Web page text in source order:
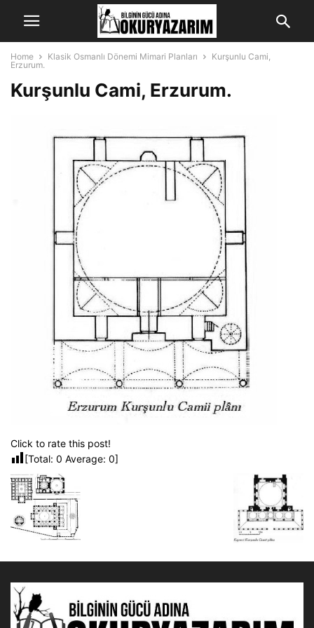
Home Klasik Osmanlı Dönemi Mimari Planları
Kurşunlu Cami,
Erzurum.
Kurşunlu Cami, Erzurum.
Click to rate this post!
[Total: 0 Average: 0]